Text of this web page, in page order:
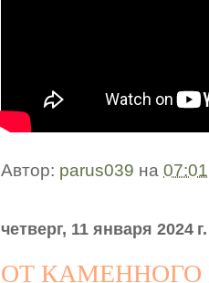
Автор: parus039 на 07:01
четверг, 11 января 2024 г.
ОТ